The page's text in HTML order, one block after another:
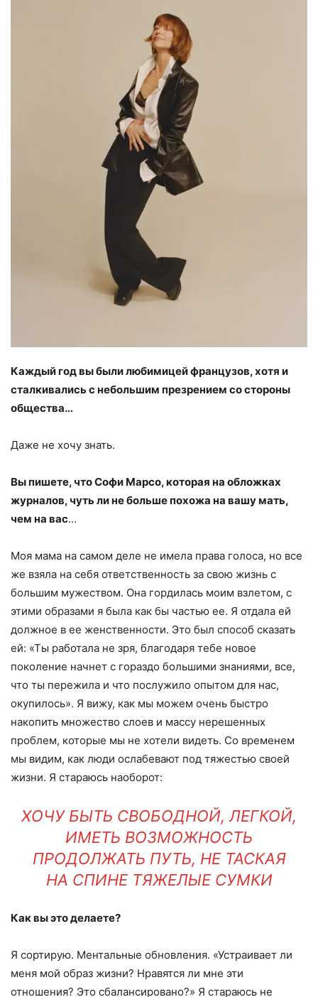
Каждый год вы были любимицей французов, хотя и
сталкивались с небольшим презрением со стороны
общества…
Даже не хочу знать.
Вы пишете, что Софи Марсо, которая на обложках
журналов, чуть ли не больше похожа на вашу мать,
чем на вас…
Моя мама на самом деле не имела права голоса, но все
же взяла на себя ответственность за свою жизнь с
большим мужеством. Она гордилась моим взлетом, с
этими образами я была как бы частью ее. Я отдала ей
должное в ее женственности. Это был способ сказать
ей: «Ты работала не зря, благодаря тебе новое
поколение начнет с гораздо большими знаниями, все,
что ты пережила и что послужило опытом для нас,
окупилось». Я вижу, как мы можем очень быстро
накопить множество слоев и массу нерешенных
проблем, которые мы не хотели видеть. Со временем
мы видим, как люди ослабевают под тяжестью своей
жизни. Я стараюсь наоборот:
ХОЧУ БЫТЬ СВОБОДНОЙ, ЛЕГКОЙ,
ИМЕТЬ ВОЗМОЖНОСТЬ
ПРОДОЛЖАТЬ ПУТЬ, НЕ ТАСКАЯ
НА СПИНЕ ТЯЖЕЛЫЕ СУМКИ
Как вы это делаете?
Я сортирую. Ментальные обновления. «Устраивает ли
меня мой образ жизни? Нравятся ли мне эти
отношения? Это сбалансировано?» Я стараюсь не